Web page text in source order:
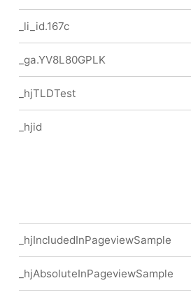
_li_id.167c
_ga.YV8L80GPLK
_hjTLDTest
_hjid
_hjIncludedInPageviewSample
_hjAbsoluteInPageviewSample